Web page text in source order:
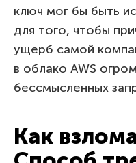
ключ мог бы быть
для того, чтобы
ущерб самой
в облако AWS
бессмысленных
Как